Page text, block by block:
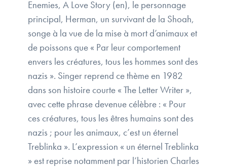
Enemies, A Love Story (en), le personnage
principal, Herman, un survivant de la Shoah,
songe à la vue de la mise à mort d’animaux et
de poissons que « Par leur comportement
envers les créatures, tous les hommes sont des
nazis ». Singer reprend ce thème en 1982
dans son histoire courte « The Letter Writer »,
avec cette phrase devenue célèbre : « Pour
ces créatures, tous les êtres humains sont des
nazis ; pour les animaux, c’est un éternel
Treblinka ». L’expression « un éternel Treblinka
» est reprise notamment par l’historien Charles